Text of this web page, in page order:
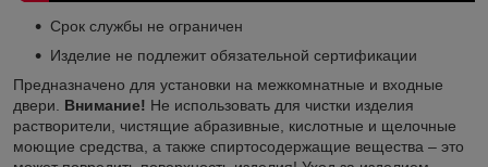
Срок службы не ограничен
Изделие не подлежит обязательной сертификации
Предназначено для установки на межкомнатные и входные
двери. Внимание! Не использовать для чистки изделия
растворители, чистящие абразивные, кислотные и щелочные
моющие средства, а также спиртосодержащие вещества – это